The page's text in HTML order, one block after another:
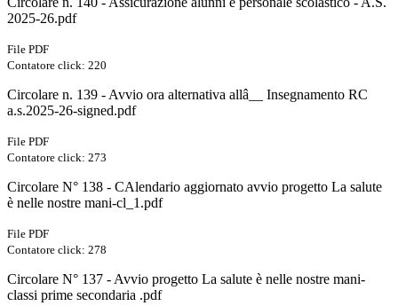
2025-26.pdf
File PDF
Contatore click: 220
Circolare n. 139 - Avvio ora alternativa allâ__ Insegnamento RC
a.s.2025-26-signed.pdf
File PDF
Contatore click: 273
Circolare N° 138 - CAlendario aggiornato avvio progetto La salute
è nelle nostre mani-cl_1.pdf
File PDF
Contatore click: 278
Circolare N° 137 - Avvio progetto La salute è nelle nostre mani-
classi prime secondaria .pdf